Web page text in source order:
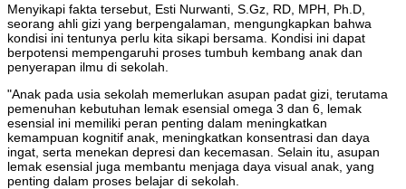
Menyikapi fakta tersebut, Esti Nurwanti, S.Gz, RD, MPH, Ph.D,
seorang ahli gizi yang berpengalaman, mengungkapkan bahwa
kondisi ini tentunya perlu kita sikapi bersama. Kondisi ini dapat
berpotensi mempengaruhi proses tumbuh kembang anak dan
penyerapan ilmu di sekolah.
"Anak pada usia sekolah memerlukan asupan padat gizi, terutama
pemenuhan kebutuhan lemak esensial omega 3 dan 6, lemak
esensial ini memiliki peran penting dalam meningkatkan
kemampuan kognitif anak, meningkatkan konsentrasi dan daya
ingat, serta menekan depresi dan kecemasan. Selain itu, asupan
lemak esensial juga membantu menjaga daya visual anak, yang
penting dalam proses belajar di sekolah.